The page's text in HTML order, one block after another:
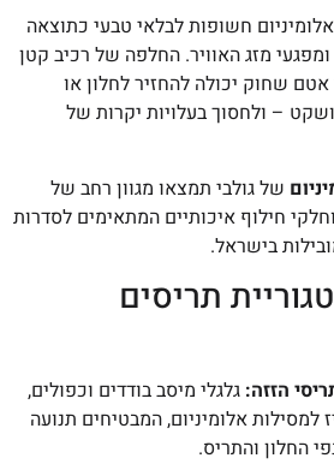
חשופות לבלאי טבעי כתוצאה
מזג האוויר. החלפה של רכיב קטן
אטם שחוק יכולה להחזיר לחלון או
– ולחסוך בעלויות יקרות של
של גולבי תמצאו מגוון רחב של
חילוף איכותיים המתאימים לסדרות
בישראל.
תריסים
הזזה: גלגלי מיסב בודדים וכפולים,
למסילות אלומיניום, המבטיחים תנועה
החלון והתריס.